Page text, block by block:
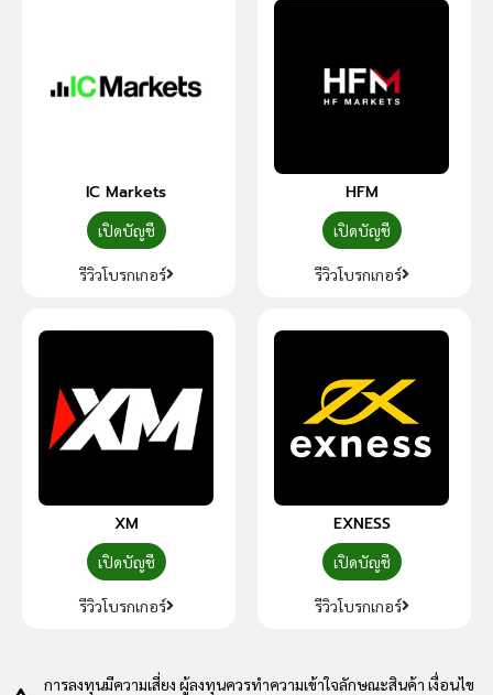
IC Markets
เปิดบัญชี
รีวิวโบรกเกอร์
HFM
เปิดบัญชี
รีวิวโบรกเกอร์
XM
เปิดบัญชี
รีวิวโบรกเกอร์
EXNESS
เปิดบัญชี
รีวิวโบรกเกอร์
การลงทุนมีความเสี่ยง ผู้ลงทุนควรทำความเข้าใจลักษณะสินค้า เงื่อนไข